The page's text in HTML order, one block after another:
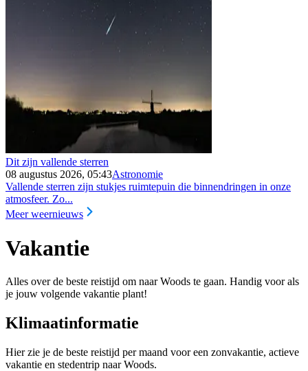
Dit zijn vallende sterren
08 augustus 2026, 05:43Astronomie
Vallende sterren zijn stukjes ruimtepuin die binnendringen in onze
atmosfeer. Zo...
Meer weernieuws
Vakantie
Alles over de beste reistijd om naar Woods te gaan. Handig voor als
je jouw volgende vakantie plant!
Klimaatinformatie
Hier zie je de beste reistijd per maand voor een zonvakantie, actieve
vakantie en stedentrip naar Woods.